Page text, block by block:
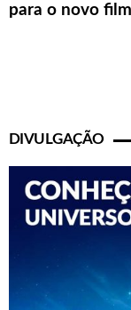
para o novo
DIVULGAÇÃO